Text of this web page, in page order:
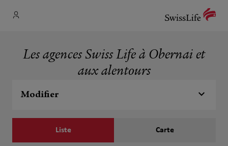
Les agences Swiss Life à Obernai et
aux alentours
Modifier
Liste Carte